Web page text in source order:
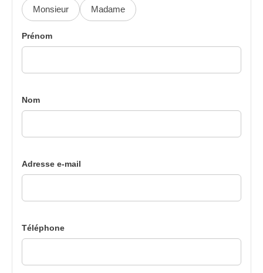
Monsieur Madame
Prénom
Nom
Adresse e-mail
Téléphone